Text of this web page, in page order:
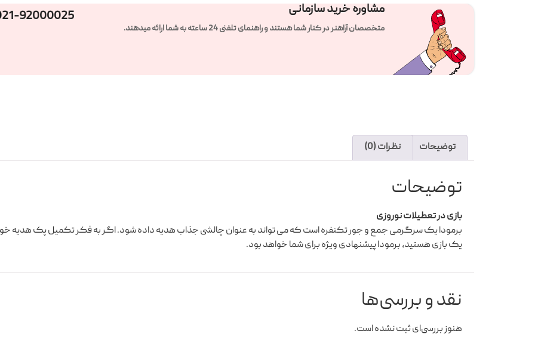
مشاوره خرید سازمانی
متخصصان آراهنر در کنار شما هستند و راهنمای تلفنی 24 ساعته به شما ارائه میدهند.
92000025
توضیحات نظرات (0)
توضیحات
بازی در تعطیلات نوروزی
برمودا یک سرگرمی جمع و جور تکنفره است که می تواند به عنوان چالشی جذاب هدیه داده شود. اگر به فکر تکمیل پک هدیه
یک بازی هستید، برمودا پیشنهادی ویژه برای شما خواهد بود.
نقد و بررسی‌ها
هنوز بررسی‌ای ثبت نشده است.